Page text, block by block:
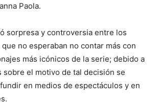
Paola.
sorpresa y controversia entre los
no esperaban no contar más con
más icónicos de la serie; debido a
sobre el motivo de tal decisión se
en medios de espectáculos y en